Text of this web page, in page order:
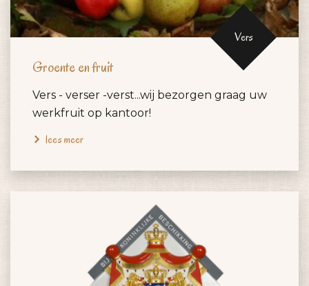
Vers
Groente en fruit
Vers - verser -verst...wij bezorgen graag uw
werkfruit op kantoor!
lees meer